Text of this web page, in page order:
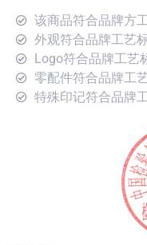
该商品符合品牌方
外观符合品牌工艺
Logo符合品牌工艺
零配件符合品牌工
特殊印记符合品牌